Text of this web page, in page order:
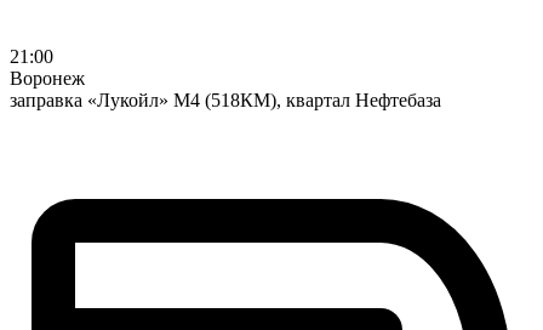
21:00
Воронеж
заправка «Лукойл» М4 (518КМ), квартал Нефтебаза